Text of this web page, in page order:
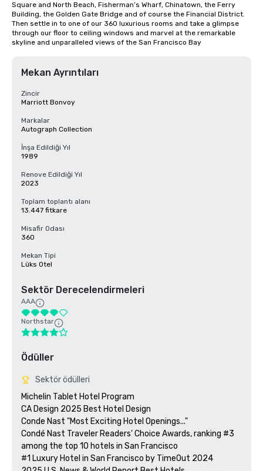
Square and North Beach, Fisherman’s Wharf, Chinatown, the Ferry
Building, the Golden Gate Bridge and of course the Financial District.
Then settle in to one of our 360 luxurious rooms and take a glimpse
through our floor to ceiling windows and marvel at the remarkable
skyline and unparalleled views of the San Francisco Bay
Mekan Ayrıntıları
Zincir
Marriott Bonvoy
Markalar
Autograph Collection
İnşa Edildiği Yıl
1989
Renove Edildiği Yıl
2023
Toplam toplantı alanı
13.447 fitkare
Misafir Odası
360
Mekan Tipi
Lüks Otel
Sektör Derecelendirmeleri
AAA
Northstar
Ödüller
Sektör ödülleri
Michelin Tablet Hotel Program
CA Design 2025 Best Hotel Design
Conde Nast "Most Exciting Hotel Openings..."
Condé Nast Traveler Readers' Choice Awards, ranking #3
among the top 10 hotels in San Francisco
#1 Luxury Hotel in San Francisco by TimeOut 2024